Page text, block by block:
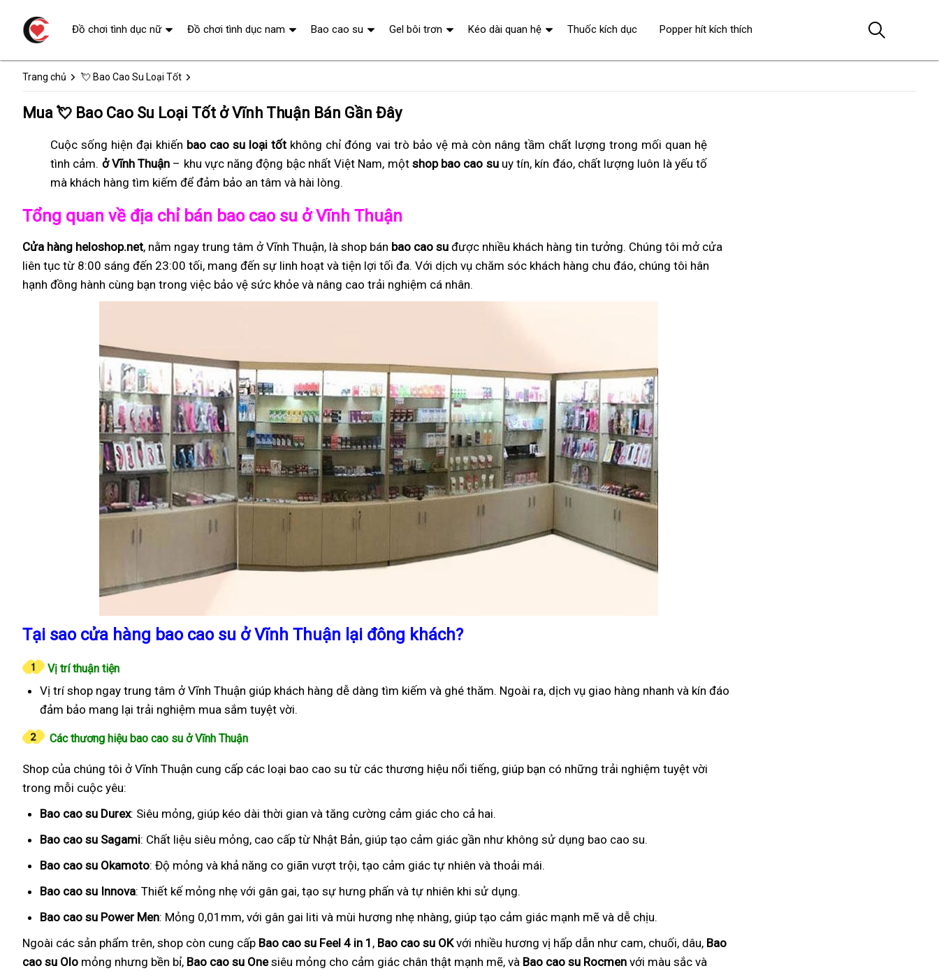
Trang chủ 💘 Bao Cao Su Loại Tốt
Mua 💘 Bao Cao Su Loại Tốt ở Vĩnh Thuận Bán Gần Đây
Cuộc sống hiện đại khiến bao cao su loại tốt không chỉ đóng vai trò bảo vệ mà còn nâng tầm chất lượng trong mối quan hệ
tình cảm. ở Vĩnh Thuận – khu vực năng động bậc nhất Việt Nam, một shop bao cao suuy tín, kín đáo, chất lượng luôn là yếu tố
mà khách hàng tìm kiếm để đảm bảo an tâm và hài lòng.
Tổng quan về địa chỉ bán bao cao su ở Vĩnh Thuận
Cửa hàng heloshop.net, nằm ngay trung tâm ở Vĩnh Thuận, là shop bán bao cao su được nhiều khách hàng tin tưởng. Chúng tôi mở cửa
liên tục từ 8:00 sáng đến 23:00 tối, mang đến sự linh hoạt và tiện lợi tối đa. Với dịch vụ chăm sóc khách hàng chu đáo, chúng tôi hân
hạnh đồng hành cùng bạn trong việc bảo vệ sức khỏe và nâng cao trải nghiệm cá nhân.
Tại sao cửa hàng bao cao su ở Vĩnh Thuận lại đông khách?
Vị trí thuận tiện
Vị trí shop ngay trung tâm ở Vĩnh Thuận giúp khách hàng dễ dàng tìm kiếm và ghé thăm. Ngoài ra, dịch vụ giao hàng nhanh và kín đáo
đảm bảo mang lại trải nghiệm mua sắm tuyệt vời.
Các thương hiệu bao cao su ở Vĩnh Thuận
Shop của chúng tôi ở Vĩnh Thuận cung cấp các loại bao cao su từ các thương hiệu nổi tiếng, giúp bạn có những trải nghiệm tuyệt vời
trong mỗi cuộc yêu:
Bao cao su Durex: Siêu mỏng, giúp kéo dài thời gian và tăng cường cảm giác cho cả hai.
Bao cao su Sagami: Chất liệu siêu mỏng, cao cấp từ Nhật Bản, giúp tạo cảm giác gần như không sử dụng bao cao su.
Bao cao su Okamoto: Độ mỏng và khả năng co giãn vượt trội, tạo cảm giác tự nhiên và thoải mái.
Bao cao su Innova: Thiết kế mỏng nhẹ với gân gai, tạo sự hưng phấn và tự nhiên khi sử dụng.
Bao cao su Power Men: Mỏng 0,01mm, với gân gai liti và mùi hương nhẹ nhàng, giúp tạo cảm giác mạnh mẽ và dễ chịu.
Ngoài các sản phẩm trên, shop còn cung cấp Bao cao su Feel 4 in 1 , Bao cao su OKvới nhiều hương vị hấp dẫn như cam, chuối, dâu, Bao
cao su Olo mỏng nhưng bền bỉ, Bao cao su Onesiêu mỏng cho cảm giác chân thật mạnh mẽ, và Bao cao su Rocmen với màu sắc và
Đồ chơi tình dục nữ Đồ chơi tình dục nam Bao cao su Gel bôi trơn Kéo dài quan hệ Thuốc kích dục Popper hít kích thích